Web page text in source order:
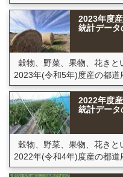
2023年度
統計データ
穀物、野菜、果物、花きと
2023年(令和5年)度産の都道
2022年度
統計データ
穀物、野菜、果物、花きと
2022年(令和4年)度産の都道